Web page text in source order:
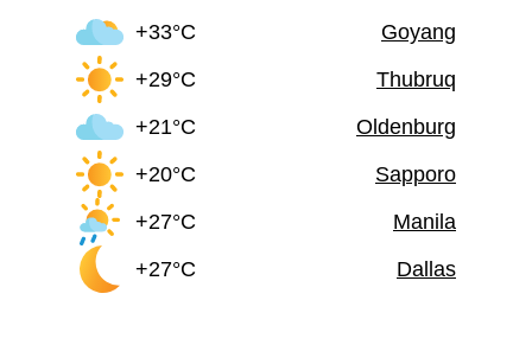
+33°C
Goyang
+29°C
Thubruq
+21°C
Oldenburg
+20°C
Sapporo
+27°C
Manila
+27°C
Dallas